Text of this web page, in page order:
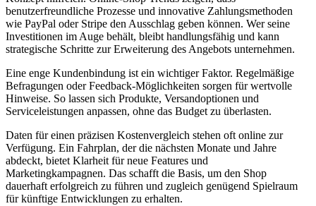
benutzerfreundliche Prozesse und innovative Zahlungsmethoden
wie PayPal oder Stripe den Ausschlag geben können. Wer seine
Investitionen im Auge behält, bleibt handlungsfähig und kann
strategische Schritte zur Erweiterung des Angebots unternehmen.
Eine enge Kundenbindung ist ein wichtiger Faktor. Regelmäßige
Befragungen oder Feedback-Möglichkeiten sorgen für wertvolle
Hinweise. So lassen sich Produkte, Versandoptionen und
Serviceleistungen anpassen, ohne das Budget zu überlasten.
Daten für einen präzisen Kostenvergleich stehen oft online zur
Verfügung. Ein Fahrplan, der die nächsten Monate und Jahre
abdeckt, bietet Klarheit für neue Features und
Marketingkampagnen. Das schafft die Basis, um den Shop
dauerhaft erfolgreich zu führen und zugleich genügend Spielraum
für künftige Entwicklungen zu erhalten.